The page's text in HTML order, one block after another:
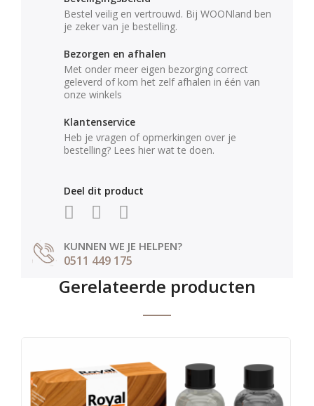
Bestel veilig en vertrouwd. Bij WOONland ben
je zeker van je bestelling.
Bezorgen en afhalen
Met onder meer eigen bezorging correct
geleverd of kom het zelf afhalen in één van
onze winkels
Klantenservice
Heb je vragen of opmerkingen over je
bestelling? Lees hier wat te doen.
Deel dit product
KUNNEN WE JE HELPEN?
0511 449 175
Gerelateerde producten